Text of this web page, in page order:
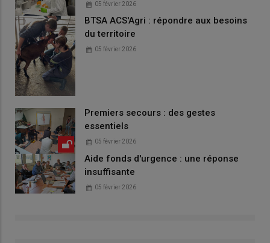
05 février 2026
BTSA ACS'Agri : répondre aux besoins
du territoire
05 février 2026
Premiers secours : des gestes
essentiels
05 février 2026
Aide fonds d'urgence : une réponse
insuffisante
05 février 2026